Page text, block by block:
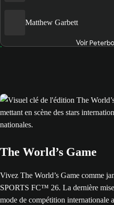
Matthew Garbett
Voir
The World’s Game
Vivez The World’s Game comme
SPORTS FC™ 26. La dernière
mode de compétition internationale